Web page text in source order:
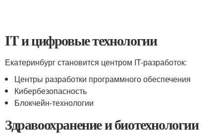
IT и цифровые технологии
Екатеринбург становится центром IT-разработок:
Центры разработки программного обеспечения
Кибербезопасность
Блокчейн-технологии
Здравоохранение и биотехнологии